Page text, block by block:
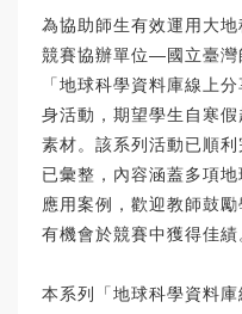
為協助師生有效運用大
競賽協辦單位—國立臺灣
「地球科學資料庫線上
身活動，期望學生自寒
素材。該系列活動已順
已彙整，內容涵蓋多項
應用案例，歡迎教師鼓
有機會於競賽中獲得佳績
本系列「地球科學資料